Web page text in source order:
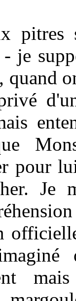
je
quand
pour
Je